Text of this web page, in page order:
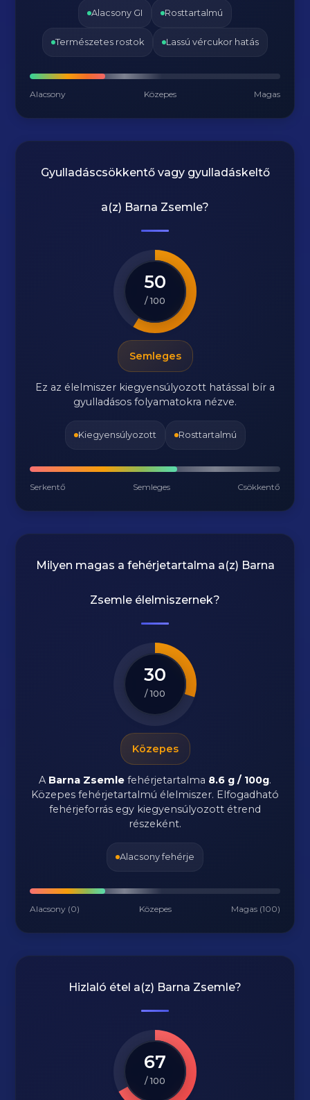
Alacsony GI Rosttartalmú
Természetes rostok Lassú vércukor hatás
Alacsony Közepes Magas
Gyulladáscsökkentő vagy gyulladáskeltő
a(z) Barna Zsemle?
50
/ 100
Semleges
Ez az élelmiszer kiegyensúlyozott hatással bír a
gyulladásos folyamatokra nézve.
Kiegyensúlyozott Rosttartalmú
Serkentő Semleges Csökkentő
Milyen magas a fehérjetartalma a(z) Barna
Zsemle élelmiszernek?
30
/ 100
Közepes
A Barna Zsemle fehérjetartalma 8.6 g / 100g.
Közepes fehérjetartalmú élelmiszer. Elfogadható
fehérjeforrás egy kiegyensúlyozott étrend
részeként.
Alacsony fehérje
Alacsony (0) Közepes Magas (100)
Hizlaló étel a(z) Barna Zsemle?
67
/ 100